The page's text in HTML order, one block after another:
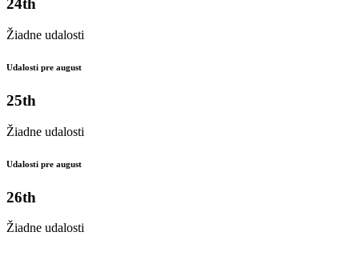
24th
Žiadne udalosti
Udalosti pre august
25th
Žiadne udalosti
Udalosti pre august
26th
Žiadne udalosti